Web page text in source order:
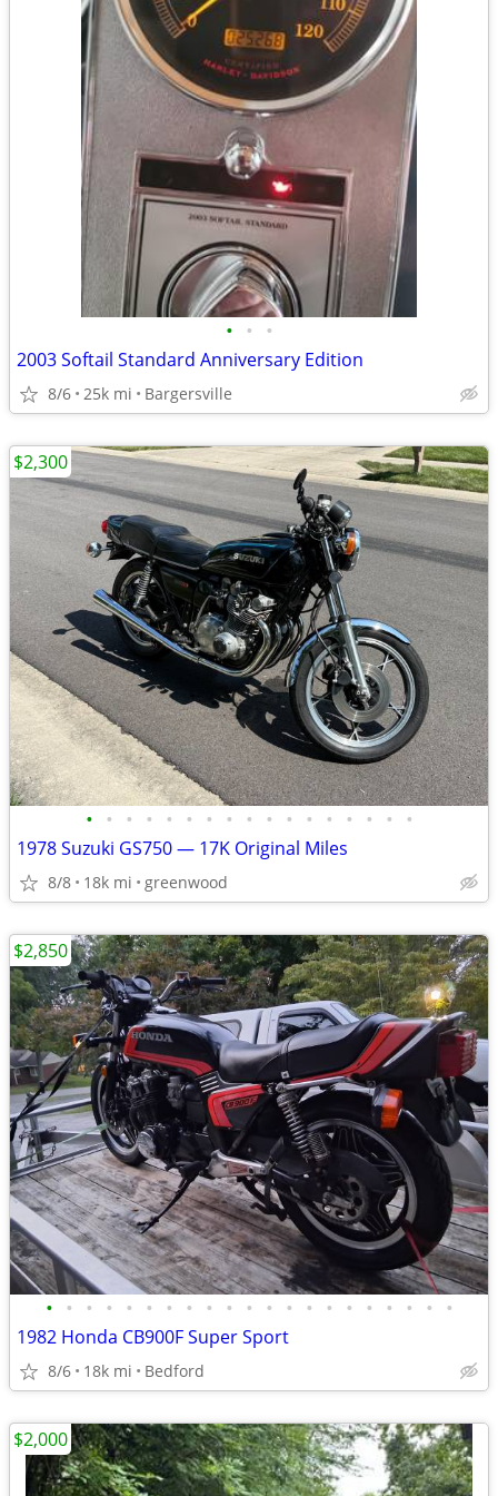
• • •
2003 Softail Standard Anniversary Edition
8/6 25k mi Bargersville
• • • • • • • • • • • • • • • • •
1978 Suzuki GS750 — 17K Original Miles
8/8 18k mi greenwood
$2,300
• • • • • • • • • • • • • • • • • • • • •
1982 Honda CB900F Super Sport
8/6 18k mi Bedford
$2,850
$2,000